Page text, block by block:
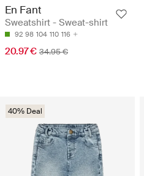
En Fant
Sweatshirt - Sweat-shirt
92 98 104 110 116
20.97 € 34.95 €
40% Deal